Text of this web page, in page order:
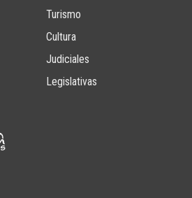
Turismo
Cultura
Judiciales
Legislativas